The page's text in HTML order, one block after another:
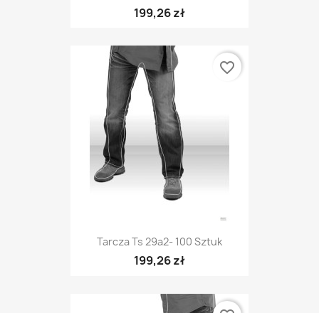
199,26 zł
Tarcza Ts 29a2- 100 Sztuk
199,26 zł
favorite_border